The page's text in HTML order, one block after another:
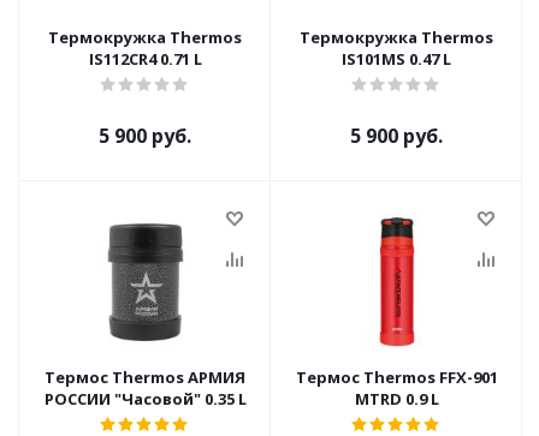
Термокружка Thermos
IS112CR4 0.71 L
5 900 руб.
Термокружка Thermos
IS101MS 0.47 L
5 900 руб.
Термос Thermos АРМИЯ
РОССИИ "Часовой" 0.35 L
Термос Thermos FFX-901
MTRD 0.9 L